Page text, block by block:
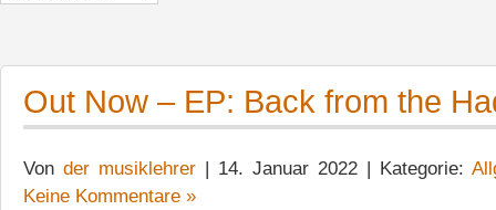
Out Now – EP: Back from the
Von der musiklehrer | 14. Januar 2022 | Kategorie:
Keine Kommentare »